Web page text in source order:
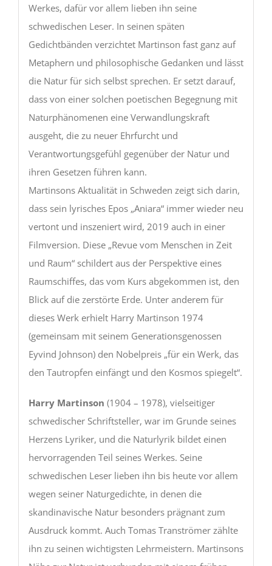
Werkes, dafür vor allem lieben ihn seine
schwedischen Leser. In seinen späten
Gedichtbänden verzichtet Martinson fast ganz auf
Metaphern und philosophische Gedanken und lässt
die Natur für sich selbst sprechen. Er setzt darauf,
dass von einer solchen poetischen Begegnung mit
Naturphänomenen eine Verwandlungskraft
ausgeht, die zu neuer Ehrfurcht und
Verantwortungsgefühl gegenüber der Natur und
ihren Gesetzen führen kann.
Martinsons Aktualität in Schweden zeigt sich darin,
dass sein lyrisches Epos „Aniara“ immer wieder neu
vertont und inszeniert wird, 2019 auch in einer
Filmversion. Diese „Revue vom Menschen in Zeit
und Raum“ schildert aus der Perspektive eines
Raumschiffes, das vom Kurs abgekommen ist, den
Blick auf die zerstörte Erde. Unter anderem für
dieses Werk erhielt Harry Martinson 1974
(gemeinsam mit seinem Generationsgenossen
Eyvind Johnson) den Nobelpreis „für ein Werk, das
den Tautropfen einfängt und den Kosmos spiegelt“.
Harry Martinson (1904 – 1978), vielseitiger
schwedischer Schriftsteller, war im Grunde seines
Herzens Lyriker, und die Naturlyrik bildet einen
hervorragenden Teil seines Werkes. Seine
schwedischen Leser lieben ihn bis heute vor allem
wegen seiner Naturgedichte, in denen die
skandinavische Natur besonders prägnant zum
Ausdruck kommt. Auch Tomas Tranströmer zählte
ihn zu seinen wichtigsten Lehrmeistern. Martinsons